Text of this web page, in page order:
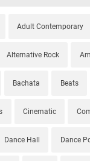
Adult Contemporary
Alternative Rock
Bachata Beats
Cinematic
Dance Hall Dance